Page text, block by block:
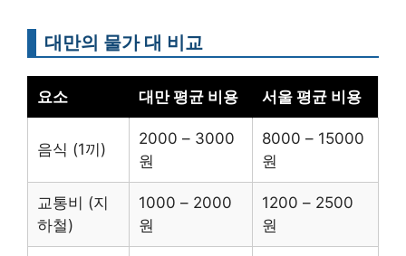
대만의 물가 대 비교
요소 대만 평균 비용 서울 평균 비용
음식 (1끼)
2000 – 3000
원
8000 – 15000
원
교통비 (지
하철)
1000 – 2000
원
1200 – 2500
원